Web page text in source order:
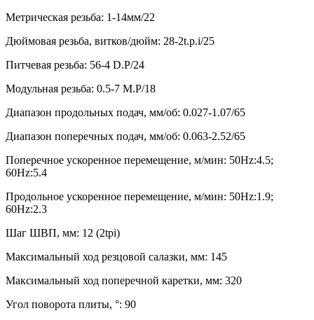
Метрическая резьба: 1-14мм/22
Дюймовая резьба, витков/дюйм: 28-2t.p.i/25
Питчевая резьба: 56-4 D.P/24
Модульная резьба: 0.5-7 M.P/18
Диапазон продольных подач, мм/об: 0.027-1.07/65
Диапазон поперечных подач, мм/об: 0.063-2.52/65
Поперечное ускоренное перемещение, м/мин: 50Hz:4.5;
60Hz:5.4
Продольное ускоренное перемещение, м/мин: 50Hz:1.9;
60Hz:2.3
Шаг ШВП, мм: 12 (2tpi)
Максимальный ход резцовой салазки, мм: 145
Максимальный ход поперечной каретки, мм: 320
Угол поворота плиты, °: 90